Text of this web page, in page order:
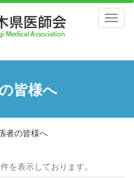
皆様へ
者の皆様へ
を表示しております。